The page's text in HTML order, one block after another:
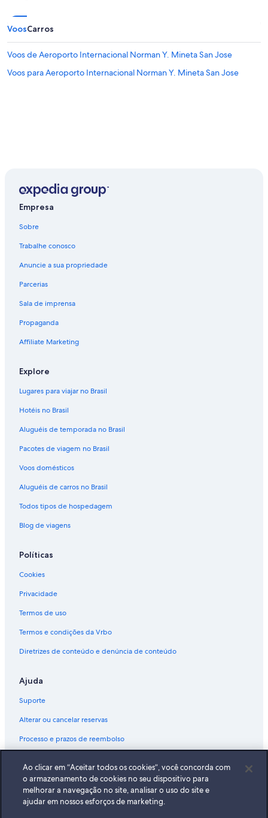
VoosCarros
Voos de Aeroporto Internacional Norman Y. Mineta San Jose
Voos para Aeroporto Internacional Norman Y. Mineta San Jose
Empresa
Sobre
Trabalhe conosco
Anuncie a sua propriedade
Parcerias
Sala de imprensa
Propaganda
Affiliate Marketing
Explore
Lugares para viajar no Brasil
Hotéis no Brasil
Aluguéis de temporada no Brasil
Pacotes de viagem no Brasil
Voos domésticos
Aluguéis de carros no Brasil
Todos tipos de hospedagem
Blog de viagens
Políticas
Cookies
Privacidade
Termos de uso
Termos e condições da Vrbo
Diretrizes de conteúdo e denúncia de conteúdo
Ajuda
Suporte
Alterar ou cancelar reservas
Processo e prazos de reembolso
Documentos para viagens internacionais
Ao clicar em “Aceitar todos os cookies”, você concorda com
o armazenamento de cookies no seu dispositivo para
melhorar a navegação no site, analisar o uso do site e
ajudar em nossos esforços de marketing.